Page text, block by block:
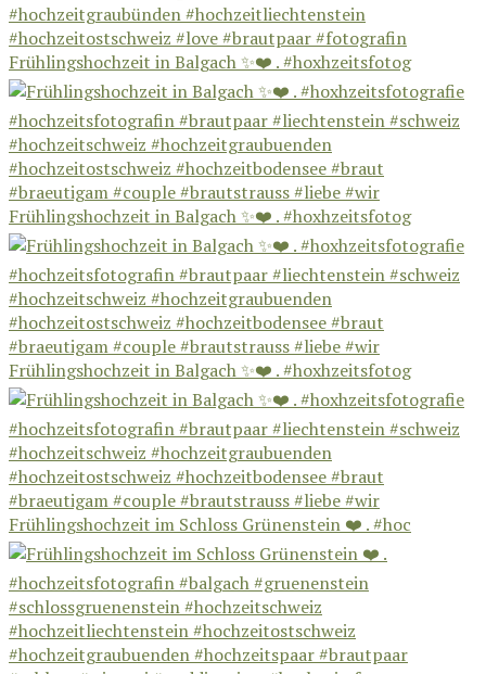
Frühlingshochzeit in Balgach ✨❤️ . #hoxhzeitsfotog
Frühlingshochzeit in Balgach ✨❤️ . #hoxhzeitsfotog
Frühlingshochzeit in Balgach ✨❤️ . #hoxhzeitsfotog
Frühlingshochzeit im Schloss Grünenstein ❤️ . #hoc